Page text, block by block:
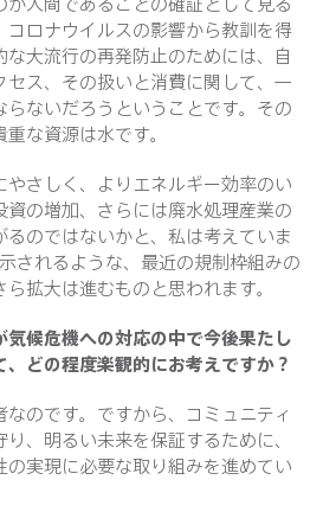
コロナウイルスの影響から教訓を得
大流行の再発防止のためには、自
ス、その扱いと消費に関して、一
ないだろうということです。その
な資源は水です。
やさしく、よりエネルギー効率のい
資の増加、さらには廃水処理産業の
のではないかと、私は考えていま
されるような、最近の規制枠組みの
拡大は進むものと思われます。
候危機への対応の中で今後果たし
どの程度楽観的にお考えですか？
のです。ですから、コミュニティ
、明るい未来を保証するために、
実現に必要な取り組みを進めてい